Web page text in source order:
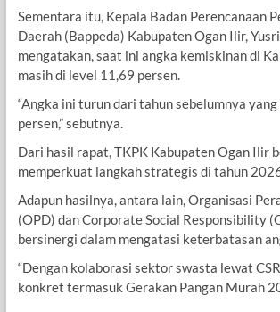
Sementara itu, Kepala Badan Perencanaan
Daerah (Bappeda) Kabupaten Ogan Ilir,
mengatakan, saat ini angka kemiskinan di
masih di level 11,69 persen.
“Angka ini turun dari tahun sebelumnya
persen,” sebutnya.
Dari hasil rapat, TKPK Kabupaten Ogan Ilir
memperkuat langkah strategis di tahun
Adapun hasilnya, antara lain, Organisasi
(OPD) dan Corporate Social Responsibility
bersinergi dalam mengatasi keterbatasan
“Dengan kolaborasi sektor swasta lewat
konkret termasuk Gerakan Pangan Murah